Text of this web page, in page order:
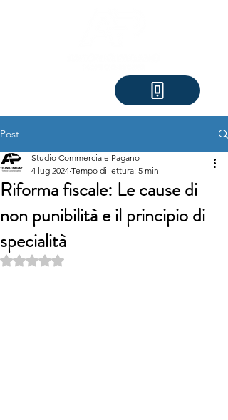
Post
Riforma fiscale: Le cause di
non punibilità e il principio di
specialità
Studio Commerciale Pagano
4 lug 2024 Tempo di lettura: 5 min
Valutazione NaN stelle su 5.